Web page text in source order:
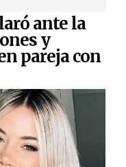
ante la
y
pareja con